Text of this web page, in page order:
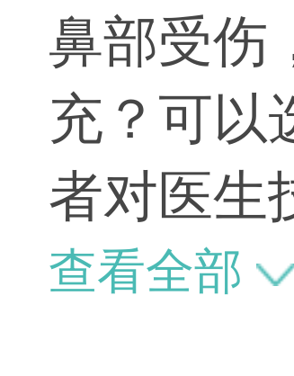
鼻部受伤
充？可以
者对医生
取肌肉瓣
查看全部